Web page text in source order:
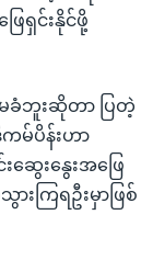
ရှင်းနိုင်ဖို့
ခံဘူးဆိုတာ ပြတဲ့
မ်ပိန်းဟာ
ေးနွေးအဖြေ
းကြရဦးမှာဖြစ်